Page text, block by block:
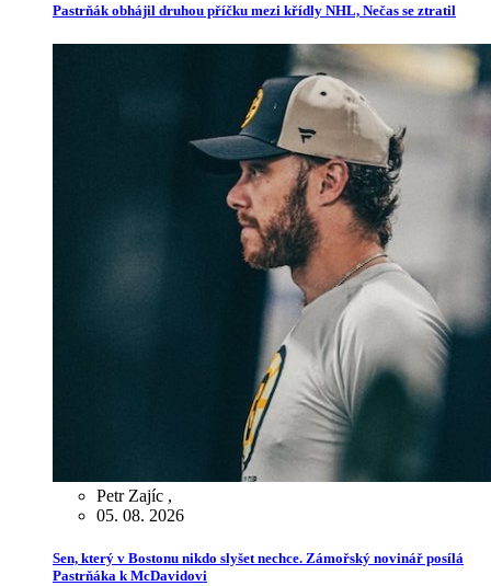
Pastrňák obhájil druhou příčku mezi křídly NHL, Nečas se ztratil
Petr Zajíc ,
05. 08. 2026
Sen, který v Bostonu nikdo slyšet nechce. Zámořský novinář posílá
Pastrňáka k McDavidovi